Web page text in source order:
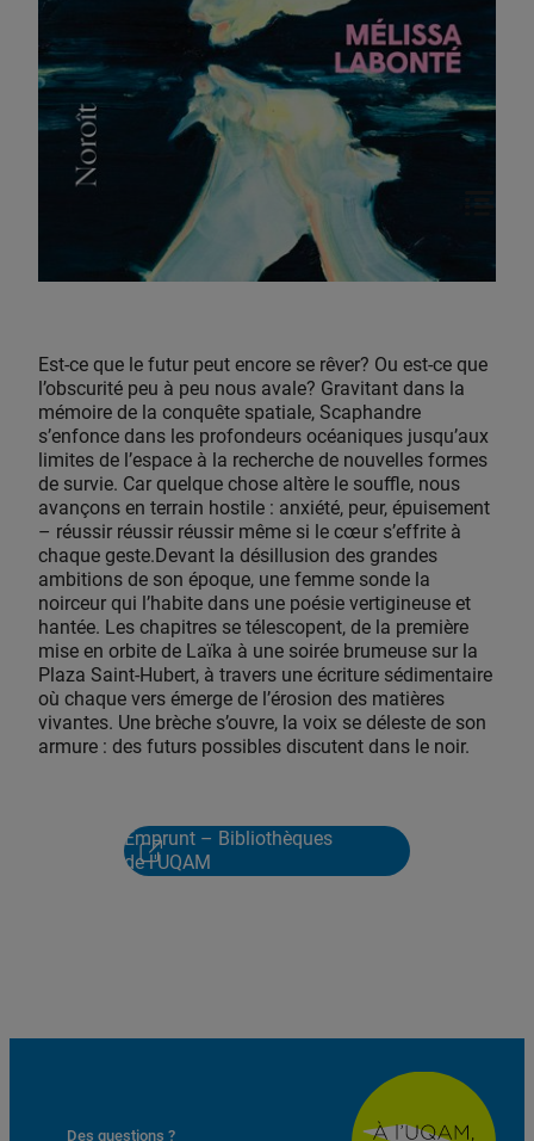
Est-ce que le futur peut encore se rêver? Ou est-ce que
l’obscurité peu à peu nous avale? Gravitant dans la
mémoire de la conquête spatiale, Scaphandre
s’enfonce dans les profondeurs océaniques jusqu’aux
limites de l’espace à la recherche de nouvelles formes
de survie. Car quelque chose altère le souffle, nous
avançons en terrain hostile : anxiété, peur, épuisement
– réussir réussir réussir même si le cœur s’effrite à
chaque geste.Devant la désillusion des grandes
ambitions de son époque, une femme sonde la
noirceur qui l’habite dans une poésie vertigineuse et
hantée. Les chapitres se télescopent, de la première
mise en orbite de Laïka à une soirée brumeuse sur la
Plaza Saint-Hubert, à travers une écriture sédimentaire
où chaque vers émerge de l’érosion des matières
vivantes. Une brèche s’ouvre, la voix se déleste de son
armure : des futurs possibles discutent dans le noir.
Emprunt – Bibliothèques
de l'UQAM
Des questions ?